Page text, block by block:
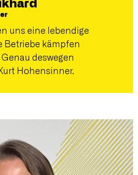
uns eine lebendige
Betriebe kämpfen
deswegen
Hohensinner.